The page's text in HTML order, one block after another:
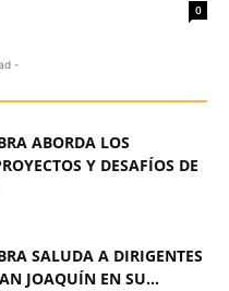
0
-
ABORDA LOS
Y DESAFÍOS DE
SALUDA A DIRIGENTES
JOAQUÍN EN SU...